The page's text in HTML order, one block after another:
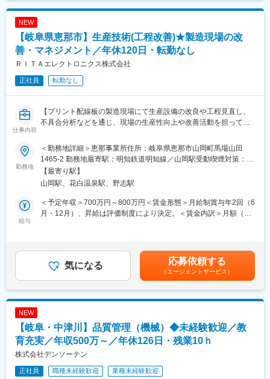
■当社の魅力
体とした製品の開発を進めており、新たな事業展開を計画してい
る等、将来性もございます。
を身につける事が可能です。
■売っている製品：
電線や電柱に取り付ける電気を通さないカバー（電線用樹脂製
品）を製造しています。
・動植物害防止用品中
・電気メーターの不正防止のための封印設備 等
■教育制度：
製造担当の業務サポートを通じて扱う加工機械操作方法や製品加
工方法などの業務フローを習得→ご自身で担当する業務範囲を広
げながらスキルアップ→独り立ち頂き製造部門の中核社員として
ご活躍頂きます→組織強化に向けた業務指導や人材育成にもご活
躍頂きます
方でもご安心して働くことが出来ます。
職場内はエアコン完備で夏冬共に快適な環境で業務に従事頂けま
・安定感〇
本社がある中部電力エリアや九州電力エリアでは高いシェアを誇
っています。また、全国の電力会社にも製品を納入しておりま
います。
NEW
【岐阜県恵那市】生産技術(工程改善)★製造現場の改
善・マネジメント／年休120日・転勤なし
ＲＩＴＡエレクトロニクス株式会社
正社員 転勤なし
仕事内容
【プリント配線板の製造現場にて生産設備の改良や工程見直し、
不具合分析などを通じ、現場の生産性向上や改善活動を担ってい
■業務概要
当社の恵那事業所にて、主にプリント配線板の製造現場における
生産技術業務および改善業務全般をお任せします。設備や工程の
改良、原因分析、作業基準の整備など幅広い業務を通じて、製造
現場の生産効率や品質向上を実現していただきます。また、マネ
ジメントや人材育成にも携わり、組織力強化も重要なミッション
です。
り改善）
・不具合・異常の真因解析（再現、データ解析、切り分け）と恒
久対策の立案・推進
・設備投資の企画、仕様検討、導入・立上げ、改善（設備能力・
保全性の向上）
・生産性／コスト／品質（QCD）改善の推進（分析、施策立案、
効果検証）
・異常発生時の技術的切り分けと波及最小化（設備故障、薬液管
勤務地
＜勤務地詳細＞恵那事業所住所：岐阜県恵那市山岡町馬場山田
1465-2 勤務地最寄駅：明知鉄道明知線／山岡駅受動喫煙対策：屋
内全面禁煙変更の範囲：会社の定める事業所
【最寄り駅】
山岡駅、花白温泉駅、野志駅
給与
＜予定年収＞700万円～800万円＜賃金形態＞月給制賞与年2回（6
月・12月）、昇給は評価制度により決定。＜賃金内訳＞月額（基
動はありません。賃金はあくまでも目安の金額であり、選考を通
じて上下する可能性があります。月給(月額)は固定手当を含めた表
気になる 応募依頼する
（エージェントサービス）
NEW
【岐阜・中津川】品質管理（機械）◆未経験歓迎／教
育充実／年収500万～／年休126日・残業10ｈ
株式会社デンソーテン
正社員 職種未経験歓迎 業種未経験歓迎